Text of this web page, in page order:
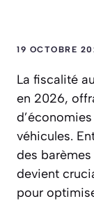
19 OCTOBRE
La fiscalité
en 2026,
véhicules.
des
devient
pour